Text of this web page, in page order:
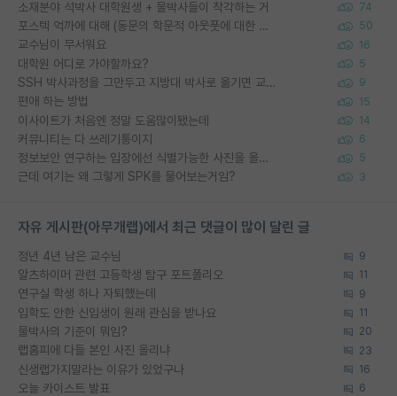
소재분야 석박사 대학원생 + 물박사들이 착각하는 거 74
포스텍 억까에 대해 (동문의 학문적 아웃풋에 대한 반박) 50
교수님이 무서워요 16
대학원 어디로 가야할까요? 5
SSH 박사과정을 그만두고 지방대 박사로 옮기면 교수의 꿈은 끝일까요? 9
편애 하는 방법 15
이사이트가 처음엔 정말 도움많이됐는데 14
커뮤니티는 다 쓰레기통이지 6
정보보안 연구하는 입장에선 식별가능한 사진을 올리는건 비추이긴함 5
근데 여기는 왜 그렇게 SPK를 물어보는거임? 3
자유 게시판(아무개랩)에서 최근 댓글이 많이 달린 글
정년 4년 남은 교수님 9
알츠하이머 관련 고등학생 탐구 포트폴리오 11
연구실 학생 하나 자퇴했는데 9
입학도 안한 신입생이 원래 관심을 받나요 11
물박사의 기준이 뭐임? 20
랩홈피에 다들 본인 사진 올리냐 23
신생랩가지말라는 이유가 있었구나 16
오늘 카이스트 발표 6